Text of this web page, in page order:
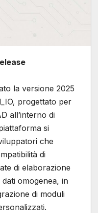
la versione 2025
progettato per
all’interno di
si
che
di
di elaborazione
omogenea, in
di moduli